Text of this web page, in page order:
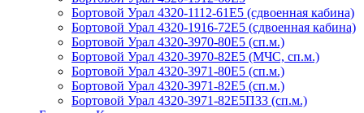
Бортовой Урал 4320-1112-61Е5 (сдвоенная кабина)
Бортовой Урал 4320-1916-72Е5 (сдвоенная кабина)
Бортовой Урал 4320-3970-80Е5 (сп.м.)
Бортовой Урал 4320-3970-82Е5 (МЧС, сп.м.)
Бортовой Урал 4320-3971-80Е5 (сп.м.)
Бортовой Урал 4320-3971-82Е5 (сп.м.)
Бортовой Урал 4320-3971-82Е5П33 (сп.м.)